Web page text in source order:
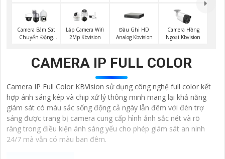
Camera Bám Sát
Chuyển Động
Lắp Camera Wifi
2Mp Kbvision
Đầu Ghi HD
Analog Kbvision
Camera Hồng
Ngoại Kbvision
CAMERA IP FULL COLOR
Camera IP Full Color KBVision sử dụng công nghệ full color kết
hợp ánh sáng kép và chip xử lý thông minh mang lại khả năng
giám sát có màu sắc sống động cả ngày lẫn đêm với đèn trợ
sáng được trang bị camera cung cấp hình ảnh sắc nét và rõ
ràng trong điều kiện ánh sáng yếu cho phép giám sát an ninh
24/7 mà vẫn có màu ban đêm.